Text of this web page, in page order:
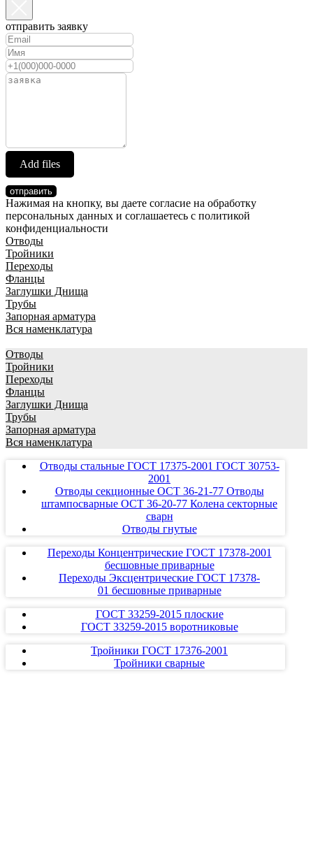
отправить заявку
Add files
отправить
Нажимая на кнопку, вы даете согласие на обработку
персональных данных и соглашаетесь c политикой
конфиденциальности
Отводы
Тройники
Переходы
Фланцы
Заглушки Днища
Трубы
Запорная арматура
Вся наменклатура
Отводы
Тройники
Переходы
Фланцы
Заглушки Днища
Трубы
Запорная арматура
Вся наменклатура
Отводы стальные ГОСТ 17375-2001 ГОСТ 30753-
2001
Отводы секционные ОСТ 36-21-77 Отводы
штампосварные ОСТ 36-20-77 Колена секторные
сварн
Отводы гнутые
Переходы Концентрические ГОСТ 17378-2001
бесшовные приварные
Переходы Эксцентрические ГОСТ 17378-
01 бесшовные приварные
ГОСТ 33259-2015 плоские
ГОСТ 33259-2015 воротниковые
Тройники ГОСТ 17376-2001
Тройники сварные